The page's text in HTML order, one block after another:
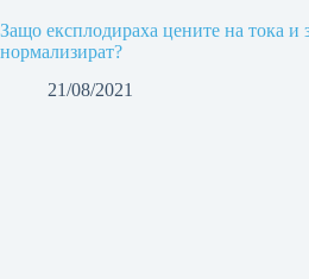
Защо експлодираха цените на тока и
нормализират?
21/08/2021